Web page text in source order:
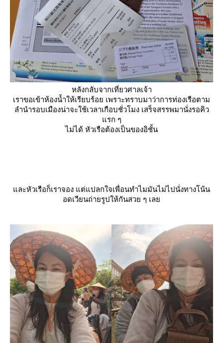
หลังกลับจากเที่ยวศาลเจ้า
เราขอเข้าห้องน้ำให้เรียบร้อย เพราะทราบมาว่าการท่องเรือตาม
ลำนำรอบเมืองน่าจะใช้เวลาเกือบชั่วโมง เสร็จสรรพมานั่งรอคิว
รก ๆ
ไม่ได้ หัวเรือต้องเป็นของอิชั้น
ละหัวเรือก็เราจอง แต่แปลกใจเพื่อนทำไมมันไม่ไปนั่งทางโน้น
อดเวียนถ่ายรูปให้กันสวย ๆ เล